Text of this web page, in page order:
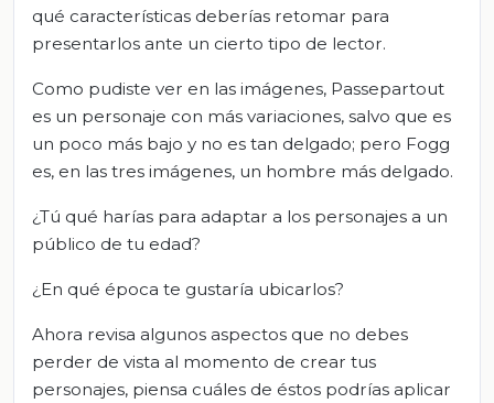
qué características deberías retomar para
presentarlos ante un cierto tipo de lector.
Como pudiste ver en las imágenes, Passepartout
es un personaje con más variaciones, salvo que es
un poco más bajo y no es tan delgado; pero Fogg
es, en las tres imágenes, un hombre más delgado.
¿Tú qué harías para adaptar a los personajes a un
público de tu edad?
¿En qué época te gustaría ubicarlos?
Ahora revisa algunos aspectos que no debes
perder de vista al momento de crear tus
personajes, piensa cuáles de éstos podrías aplicar